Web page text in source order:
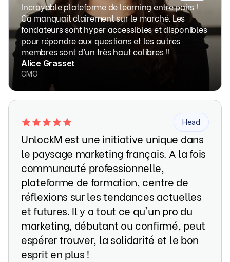
Incroyable plateforme de learning entre pairs !
Ca manquait clairement sur le marché. Les
fondateurs sont hyper accessibles et disponibles
pour répondre aux questions et les autres
membres sont d’un très haut calibres !!
Alice Grasset
CMO
Head
UnlockM est une initiative unique dans
le paysage marketing français. A la fois
communauté professionnelle,
plateforme de formation, centre de
réflexions sur les tendances actuelles
et futures. Il y a tout ce qu'un pro du
marketing, débutant ou confirmé, peut
espérer trouver, la solidarité et le bon
esprit en plus !